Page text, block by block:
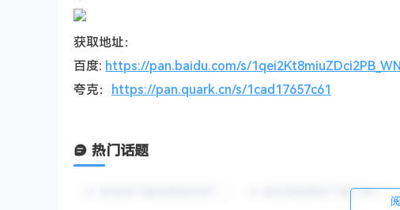
获取地址：
百度: https://pan.baidu.com/s/
夸克： https://pan.quark.cn/s/1cad17657c61
热门话题
如何选择高效下载工具?